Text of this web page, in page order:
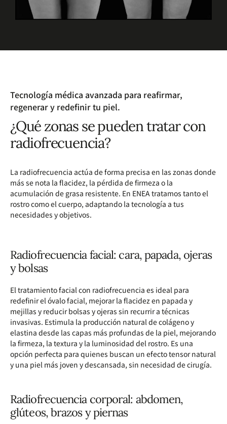
Tecnología médica avanzada para reafirmar,
regenerar y redefinir tu piel.
¿Qué zonas se pueden tratar con
radiofrecuencia?
La radiofrecuencia actúa de forma precisa en las zonas donde
más se nota la flacidez, la pérdida de firmeza o la
acumulación de grasa resistente. En ENEA tratamos tanto el
rostro como el cuerpo, adaptando la tecnología a tus
necesidades y objetivos.
Radiofrecuencia facial: cara, papada, ojeras
y bolsas
El tratamiento facial con radiofrecuencia es ideal para
redefinir el óvalo facial, mejorar la flacidez en papada y
mejillas y reducir bolsas y ojeras sin recurrir a técnicas
invasivas. Estimula la producción natural de colágeno y
elastina desde las capas más profundas de la piel, mejorando
la firmeza, la textura y la luminosidad del rostro. Es una
opción perfecta para quienes buscan un efecto tensor natural
y una piel más joven y descansada, sin necesidad de cirugía.
Radiofrecuencia corporal: abdomen,
glúteos, brazos y piernas